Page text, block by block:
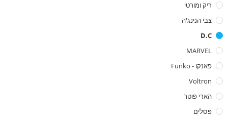
ריק ומורטי
צבי הנינג'ה
D.C
MARVEL
פאנקו - Funko
Voltron
הארי פוטר
פסלים